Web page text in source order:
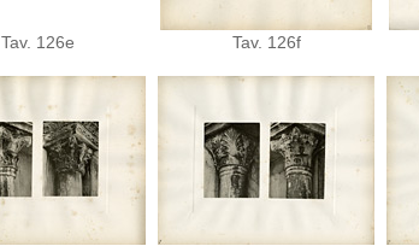
Tav. 126e Tav. 126f